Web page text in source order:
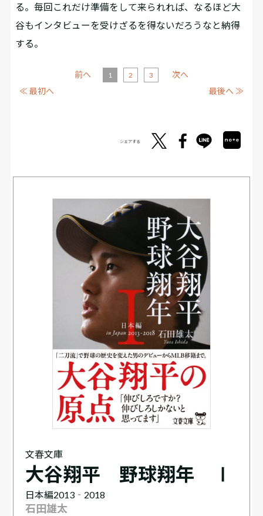
る。毎回これだけ準備をして来られれば、なるほど大
谷もインタビューを受けざるを得ないだろうなと納得
する。
≪ 最初へ
前へ 1 2 3
次へ
最後へ ≫
シェアする
文春文庫
大谷翔平 野球翔年 Ⅰ
日本編2013‐2018
石田雄太